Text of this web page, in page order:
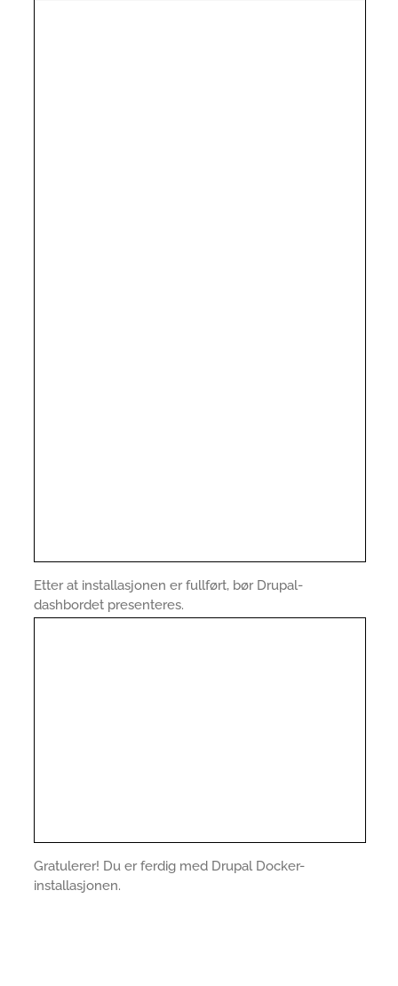
Etter at installasjonen er fullført, bør Drupal-
dashbordet presenteres.
Gratulerer! Du er ferdig med Drupal Docker-
installasjonen.